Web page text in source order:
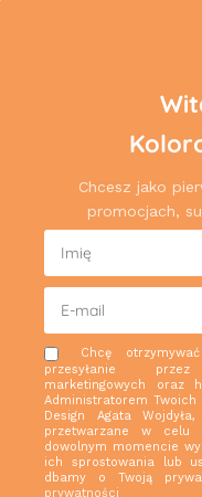
Chcesz jako
promocjach,
Chcę
przesyłanie
marketingowych oraz
Administratorem
Design Agata
przetwarzane w celu
dowolnym momencie
ich sprostowania lub
dbamy o Twoją
prywatności